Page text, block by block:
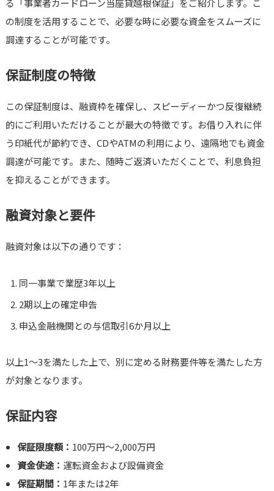
る「事業者カードローン当座貸越根保証」をご紹介します。こ
の制度を活用することで、必要な時に必要な資金をスムーズに
調達することが可能です。
保証制度の特徴
この保証制度は、融資枠を確保し、スピーディーかつ反復継続
的にご利用いただけることが最大の特徴です。お借り入れに伴
う印紙代が節約でき、CDやATMの利用により、遠隔地でも資金
調達が可能です。また、随時ご返済いただくことで、利息負担
を抑えることができます。
融資対象と要件
融資対象は以下の通りです：
同一事業で業歴3年以上
2期以上の確定申告
申込金融機関との与信取引6か月以上
以上1～3を満たした上で、別に定める財務要件等を満たした方
が対象となります。
保証内容
保証限度額： 100万円～2,000万円
資金使途： 運転資金および設備資金
保証期間： 1年または2年